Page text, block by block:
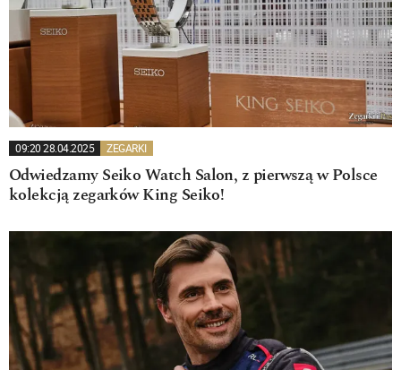
09:20 28.04.2025 ZEGARKI
Odwiedzamy Seiko Watch Salon, z pierwszą w Polsce
kolekcją zegarków King Seiko!